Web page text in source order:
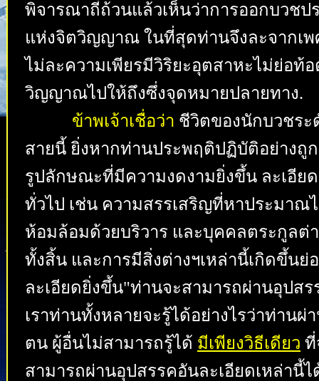
พิจารณาถี่ถ้วนแล้วเห็นว่าการออกบวช
แห่งจิตวิญญาณ ในที่สุดท่านจึงละจากเพ
ไม่ละความเพียรมีวิริยะอุตสาหะไม่ย่อ
วิญญาณไปให้ถึงซึ่งจุดหมายปลายทาง.
ข้าพเจ้าเชื่อว่า ชีวิตของนักบวชร
สายนี้ ยิ่งหากท่านประพฤติปฏิบัติอย่างถู
รูปลักษณะที่มีความงดงามยิ่งขึ้น ละเอีย
ทั่วไป เช่น ความสรรเสริญที่หาประมา
ห้อมล้อมด้วยบริวาร และบุคคลตระกูลต่
ทั้งสิ้น และการมีสิ่งต่างฯเหล่านี้เกิดขึ้น
ละเอียดยิ่งขึ้น"ท่านจะสามารถผ่านอุปส
เราท่านทั้งหลายจะรู้ได้อย่างไรว่าท่านผ่
ตน ผู้อื่นไม่สามารถรู้ได้ มีเพียงวิธีเดียว ที่
สามารถผ่านอุปสรรคอันละเอียดเหล่านี้